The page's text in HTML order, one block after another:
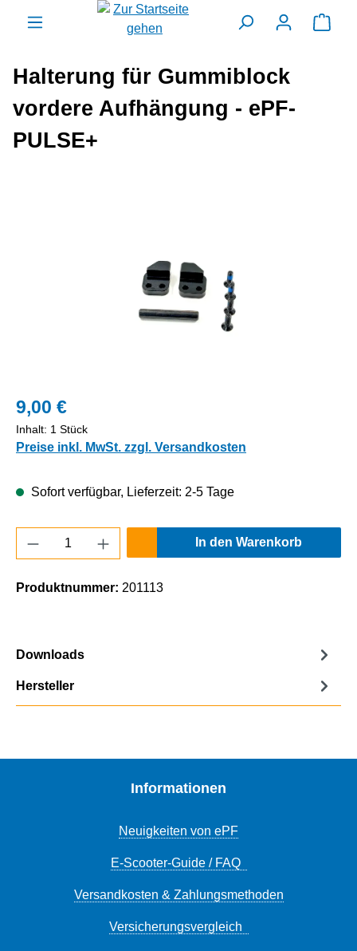
springen
Halterung für Gummiblock
vordere Aufhängung - ePF-
PULSE+
9,00 €
Inhalt: 1 Stück
Preise inkl. MwSt. zzgl. Versandkosten
Sofort verfügbar, Lieferzeit: 2-5 Tage
Produkt Anzahl: Gib den gewünschten
In den Warenkorb
Produktnummer: 201113
Downloads
Hersteller
Informationen
Neuigkeiten von ePF
E-Scooter-Guide / FAQ
Versandkosten & Zahlungsmethoden
Versicherungsvergleich